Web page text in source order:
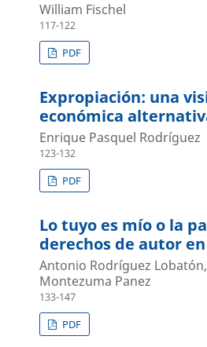
William Fischel
117-122
PDF
Expropiación: una
económica
Enrique Pasquel Rodríguez
123-132
PDF
Lo tuyo es mío o la
derechos de autor
Antonio Rodríguez
Montezuma Panez
133-147
PDF